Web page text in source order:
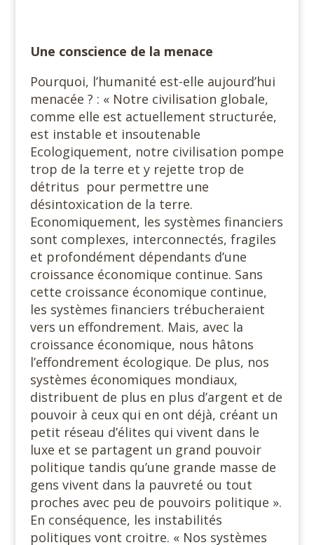
Une conscience de la menace
Pourquoi, l’humanité est-elle aujourd’hui
menacée ? : « Notre civilisation globale,
comme elle est actuellement structurée,
est instable et insoutenable
Ecologiquement, notre civilisation pompe
trop de la terre et y rejette trop de
détritus pour permettre une
désintoxication de la terre.
Economiquement, les systèmes financiers
sont complexes, interconnectés, fragiles
et profondément dépendants d’une
croissance économique continue. Sans
cette croissance économique continue,
les systèmes financiers trébucheraient
vers un effondrement. Mais, avec la
croissance économique, nous hâtons
l’effondrement écologique. De plus, nos
systèmes économiques mondiaux,
distribuent de plus en plus d’argent et de
pouvoir à ceux qui en ont déjà, créant un
petit réseau d’élites qui vivent dans le
luxe et se partagent un grand pouvoir
politique tandis qu’une grande masse de
gens vivent dans la pauvreté ou tout
proches avec peu de pouvoirs politique ».
En conséquence, les instabilités
politiques vont croitre. « Nos systèmes